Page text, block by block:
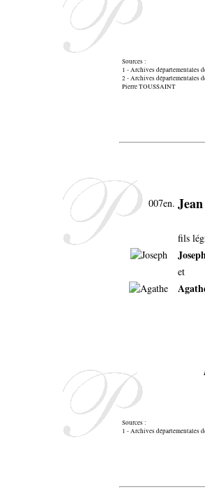
Sources :
1 - Archives départementales
2 - Archives départementales
Pierre TOUSSAINT
007en.
fils
et
Sources :
1 - Archives départementales